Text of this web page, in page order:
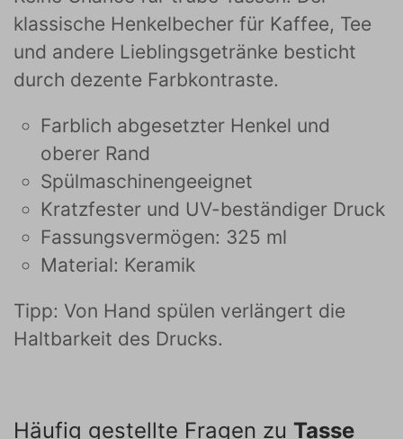
klassische Henkelbecher für Kaffee, Tee
und andere Lieblingsgetränke besticht
durch dezente Farbkontraste.
Farblich abgesetzter Henkel und
oberer Rand
Spülmaschinengeeignet
Kratzfester und UV-beständiger Druck
Fassungsvermögen: 325 ml
Material: Keramik
Tipp: Von Hand spülen verlängert die
Haltbarkeit des Drucks.
Häufig gestellte Fragen zu Tasse